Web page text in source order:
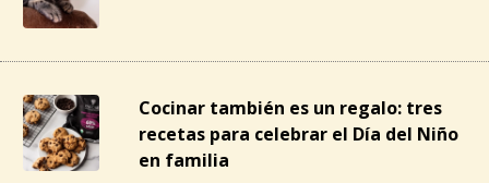
Cocinar también es un regalo: tres
recetas para celebrar el Día del Niño
en familia